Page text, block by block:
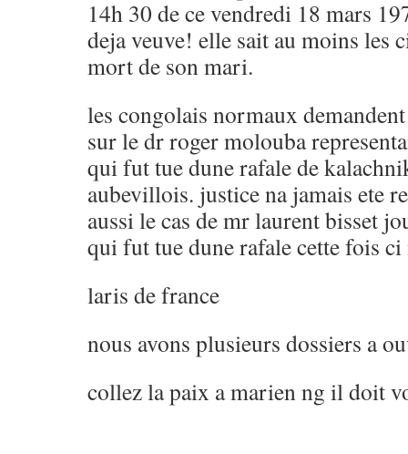
14h 30 de ce vendredi 18 mars
deja veuve! elle sait au moins les
mort de son mari.
les congolais normaux
sur le dr roger molouba
qui fut tue dune rafale de
aubevillois. justice na jamais ete
aussi le cas de mr laurent bisset
qui fut tue dune rafale cette fois
laris de france
nous avons plusieurs dossiers a
collez la paix a marien ng il doit